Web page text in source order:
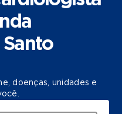
doenças, unidades e